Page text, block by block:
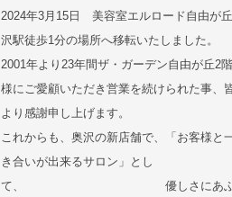
2024年3月15日 美容室エルロード自由が
沢駅徒歩1分の場所へ移転いたしました。
2001年より23年間ザ・ガーデン自由が丘2
様にご愛顧いただき営業を続けられた事、
より感謝申し上げます。
これからも、奥沢の新店舗で、「お客様と
き合いが出来るサロン」とし
て、 優しさにあふれ